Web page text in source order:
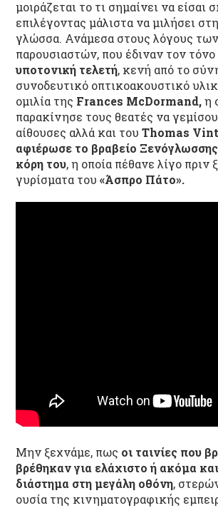
μοιράζεται το τι σημαίνει να είσαι
επιλέγοντας μάλιστα να μιλήσει
γλώσσα. Ανάμεσα στους λόγους των
παρουσιαστών, που έδιναν τον τόνο
υποτονική τελετή, κενή από το
συνοδευτικό οπτικοακουστικό
ομιλία της Frances McDormand,η
παρακίνησε τους θεατές να
αίθουσες αλλά και τουThomas
αφιέρωσε το βραβείο Ξενόγλωσσης
κόρη του, η οποία πέθανε λίγο πριν
γυρίσματα του«Άσπρο Πάτο».
Μην ξεχνάμε, πως οι ταινίες που
βρέθηκαν για ελάχιστο ή ακόμα
διάστημα στη μεγάλη οθόνη,
ουσία της κινηματογραφικής